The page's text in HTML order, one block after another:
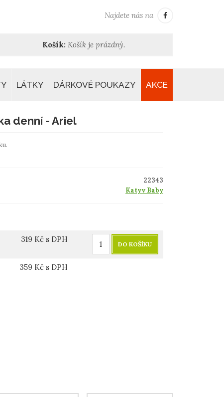
Najdete nás na
Košík: Košík je prázdný.
LÁTKY DÁRKOVÉ POUKAZY AKCE
denní - Ariel
22343
Katyv Baby
319 Kč s DPH
DO KOŠÍKU
359 Kč s DPH